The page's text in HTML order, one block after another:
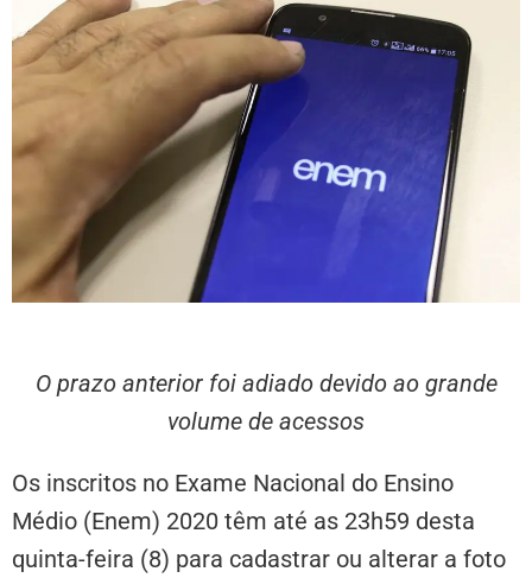
O prazo anterior foi adiado devido ao grande
volume de acessos
Os inscritos no Exame Nacional do Ensino
Médio (Enem) 2020 têm até as 23h59 desta
quinta-feira (8) para cadastrar ou alterar a foto